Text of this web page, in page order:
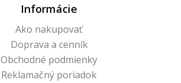
Informácie
Ako nakupovať
Doprava a cenník
Obchodné podmienky
Reklamačný poriadok